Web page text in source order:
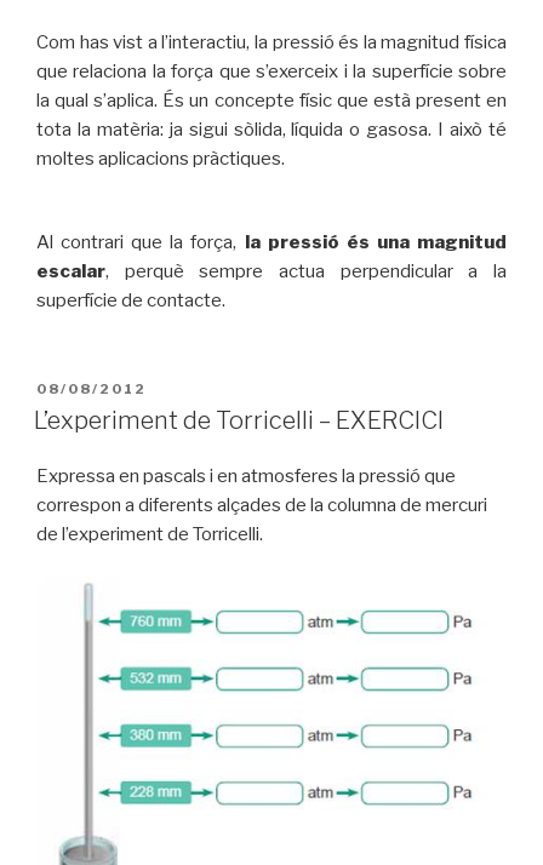
Com has vist a l’interactiu, la pressió és la magnitud física
que relaciona la força que s’exerceix i la superfície sobre
la qual s’aplica. És un concepte físic que està present en
tota la matèria: ja sigui sòlida, líquida o gasosa. I això té
moltes aplicacions pràctiques.
Al contrari que la força, la pressió és una magnitud
escalar, perquè sempre actua perpendicular a la
superfície de contacte.
PUBLICAT
A
08/08/2012
L’experiment de Torricelli – EXERCICI
Expressa en pascals i en atmosferes la pressió que
correspon a diferents alçades de la columna de mercuri
de l’experiment de Torricelli.